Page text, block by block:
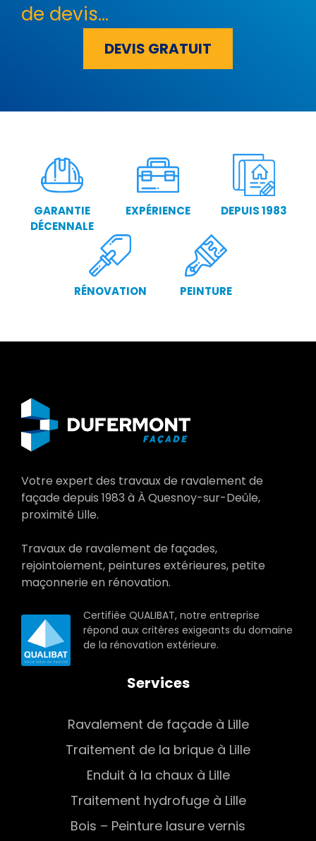
de devis...
DEVIS GRATUIT
GARANTIE
DÉCENNALE
EXPÉRIENCE DEPUIS 1983
RÉNOVATION PEINTURE
Votre expert des travaux de ravalement de
façade depuis 1983 à À Quesnoy-sur-Deûle,
proximité Lille.
Travaux de ravalement de façades,
rejointoiement, peintures extérieures, petite
maçonnerie en rénovation.
Certifiée QUALIBAT, notre entreprise
répond aux critères exigeants du domaine
de la rénovation extérieure.
Services
Ravalement de façade à Lille
Traitement de la brique à Lille
Enduit à la chaux à Lille
Traitement hydrofuge à Lille
Bois – Peinture lasure vernis